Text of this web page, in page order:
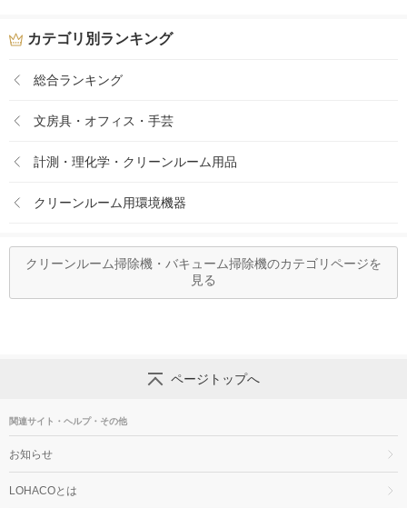
カテゴリ別ランキング
総合ランキング
文房具・オフィス・手芸
計測・理化学・クリーンルーム用品
クリーンルーム用環境機器
クリーンルーム掃除機・バキューム掃除機のカテゴリページを
見る
ページトップへ
関連サイト・ヘルプ・その他
お知らせ
LOHACOとは